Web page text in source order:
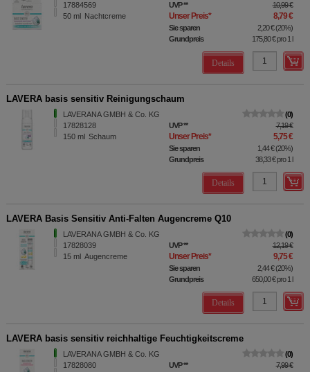
17884569
50 ml Nachtcreme
UVP** 10,99 €
Unser Preis* 8,79 €
Sie sparen 2,20 €(20%)
Grundpreis
175,80 €pro 1 l
Details
LAVERA basis sensitiv Reinigungschaum
LAVERANA GMBH & Co. KG
17828128
150 ml Schaum
0
UVP** 7,19 €
Unser Preis* 5,75 €
Sie sparen 1,44 €(20%)
Grundpreis
38,33 €pro 1 l
Details
LAVERA Basis Sensitiv Anti-Falten Augencreme Q10
LAVERANA GMBH & Co. KG
17828039
15 ml Augencreme
0
UVP** 12,19 €
Unser Preis* 9,75 €
Sie sparen 2,44 €(20%)
Grundpreis
650,00 €pro 1 l
Details
LAVERA basis sensitiv reichhaltige Feuchtigkeitscreme
LAVERANA GMBH & Co. KG
17828080
0
UVP** 7,99 €